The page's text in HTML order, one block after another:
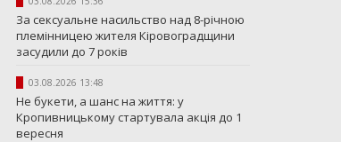
За сексуальне насильство над 8-річною
племінницею жителя Кіровоградщини
засудили до 7 років
03.08.2026 13:48
Не букети, а шанс на життя: у
Кропивницькому стартувала акція до 1
вересня